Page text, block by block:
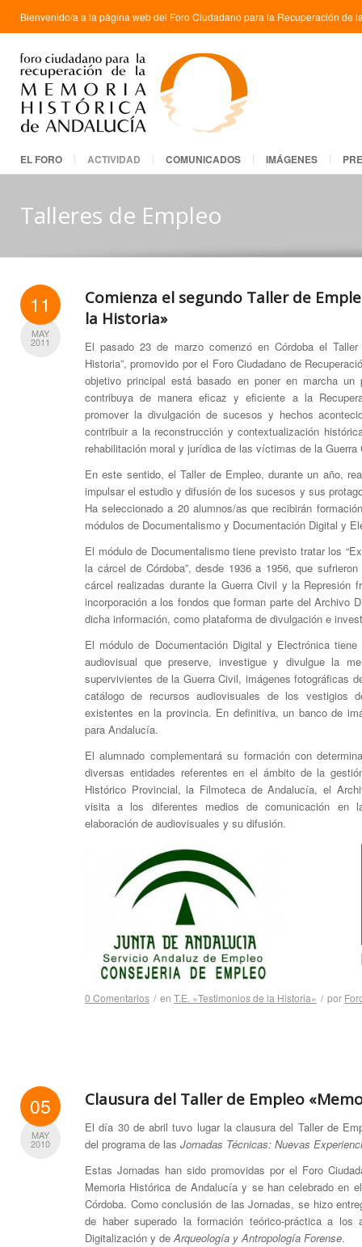
Bienvenido/a a la página web del Foro Ciudadano para la Recuperación de
EL FORO ACTIVIDAD COMUNICADOS IMÁGENES
Talleres de Empleo
11
MAY
2011
Comienza el segundo Taller de
la Historia»
El pasado 23 de marzo comenzó en Córdoba el
Historia”, promovido por el Foro Ciudadano de
objetivo principal está basado en poner en marcha
contribuya de manera eficaz y eficiente a la
promover la divulgación de sucesos y hechos
contribuir a la reconstrucción y contextualización
rehabilitación moral y jurídica de las víctimas de la
En este sentido, el Taller de Empleo, durante un año,
impulsar el estudio y difusión de los sucesos y sus
Ha seleccionado a 20 alumnos/as que recibirán
módulos de Documentalismo y Documentación Digital y
El módulo de Documentalismo tiene previsto tratar los
la cárcel de Córdoba”, desde 1936 a 1956, que
cárcel realizadas durante la Guerra Civil y la Represión
incorporación a los fondos que forman parte del Archivo
dicha información, como plataforma de divulgación e
El módulo de Documentación Digital y Electrónica
audiovisual que preserve, investigue y divulgue la
supervivientes de la Guerra Civil, imágenes fotográficas
catálogo de recursos audiovisuales de los vestigios
existentes en la provincia. En definitiva, un banco de
para Andalucía.
El alumnado complementará su formación con
diversas entidades referentes en el ámbito de la
Histórico Provincial, la Filmoteca de Andalucía, el
visita a los diferentes medios de comunicación en
elaboración de audiovisuales y su difusión.
0 Comentarios / en T.E. «Testimonios de la Historia» / por
05
MAY
2010
Clausura del Taller de Empleo
El día 30 de abril tuvo lugar la clausura del Taller de
del programa de las Jornadas Técnicas: Nuevas
Estas Jornadas han sido promovidas por el Foro
Memoria Histórica de Andalucía y se han celebrado en
Córdoba. Como conclusión de las Jornadas, se hizo
de haber superado la formación teórico-práctica a los
Digitalización y deArqueología y Antropología Forense.